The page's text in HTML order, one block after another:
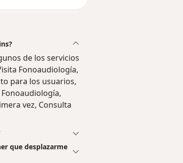
de los servicios
Fonoaudiología,
para los usuarios,
vez, Consulta
que desplazarme